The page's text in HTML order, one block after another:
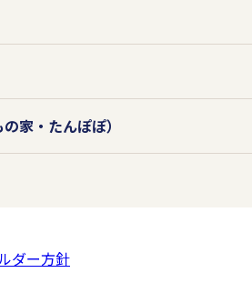
失、破壊、改ざ
えいなどを防止する
。
破壊、改ざん、および漏
るため、不正アクセス対
の家・たんぽぽ）
ダー方針